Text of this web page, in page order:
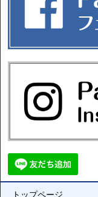
トップページ